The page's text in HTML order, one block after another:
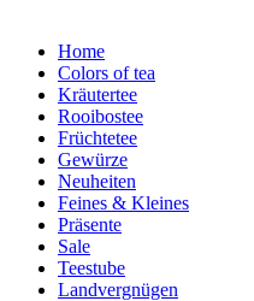
Home
Colors of tea
Kräutertee
Rooibostee
Früchtetee
Gewürze
Neuheiten
Feines & Kleines
Präsente
Sale
Teestube
Landvergnügen